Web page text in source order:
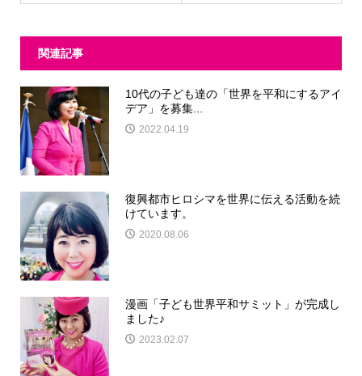
関連記事
10代の子ども達の「世界を平和にするアイ
デア」を募集...
2022.04.19
復興都市ヒロシマを世界に伝える活動を続
けています。
2020.08.06
漫画「子ども世界平和サミット」が完成し
ました♪
2023.02.07